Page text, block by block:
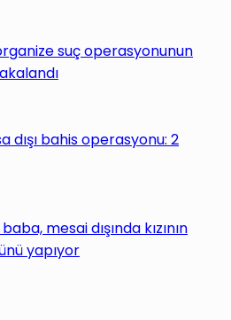
suç operasyonunun
dışı bahis operasyonu: 2
mesai dışında kızının
yapıyor